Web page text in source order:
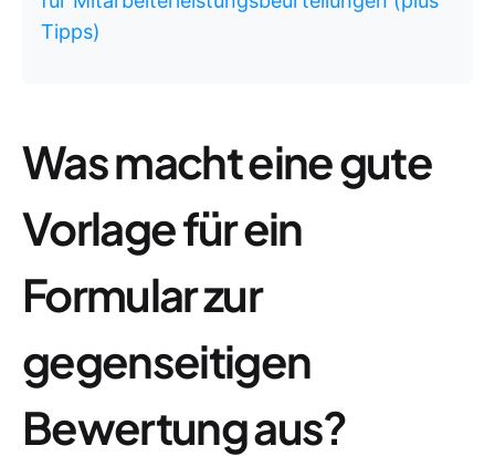
Tipps)
Was macht eine gute
Vorlage für ein
Formular zur
gegenseitigen
Bewertung aus?